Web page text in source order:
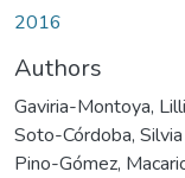
2016
Authors
Gaviria-Montoya,
Soto-Córdoba, Silvia
Pino-Gómez,